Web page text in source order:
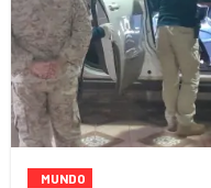
MUNDO